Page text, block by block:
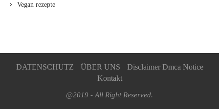
Vegan rezepte
DATENSCHUTZ ÜBER UNS
Disclaimer Dmca Notice
Kontakt
@2019 - All Right Reserved.